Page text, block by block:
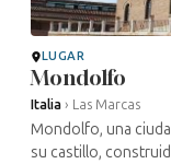
LUGAR
Mondolfo
Italia › Las Marcas
Mondolfo, una
su castillo,